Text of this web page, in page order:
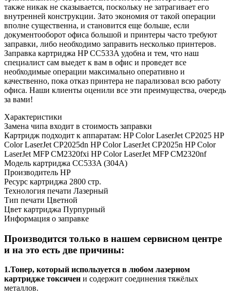
также никак не сказывается, поскольку не затрагивает его
внутренней конструкции. Зато экономия от такой операции
вполне существенна, и становится еще больше, если
документооборот офиса большой и принтеры часто требуют
заправки, либо необходимо заправить несколько принтеров.
Заправка картриджа HP CC533A удобна и тем, что наш
специалист сам выедет к вам в офис и проведет все
необходимые операции максимально оперативно и
качественно, пока отказ принтера не парализовал всю работу
офиса. Наши клиенты оценили все эти преимущества, очередь
за вами!
Характеристики
Замена чипа входит в стоимость заправки
Картридж подходит к аппаратам: HP Color LaserJet CP2025 HP
Color LaserJet CP2025dn HP Color LaserJet CP2025n HP Color
LaserJet MFP CM2320fxi HP Color LaserJet MFP CM2320nf
Модель картриджа CC533A (304A)
Производитель HP
Ресурс картриджа 2800 стр.
Технология печати Лазерный
Тип печати Цветной
Цвет картриджа Пурпурный
Информация о заправке
Производится только в нашем сервисном центре
и на это есть две причины:
1.Тонер, который используется в любом лазерном
картридже токсичен и содержит соединения тяжёлых
металлов.